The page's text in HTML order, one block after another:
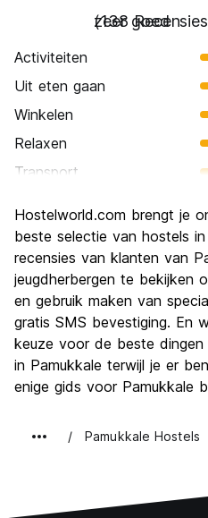
zeer goed
(138
Activiteiten
Uit eten gaan
Winkelen
Relaxen
Transport
Cultuur
Uitgaan
Waarde voor uw geld
Hostelworld.com brengt je
beste selectie van hostels
recensies van klanten van
jeugdherbergen te bekijken
en gebruik maken van
gratis SMS bevestiging. En
keuze voor de beste
in Pamukkale terwijl je er
enige gids voor Pamukkale
Pamukkale Hostels